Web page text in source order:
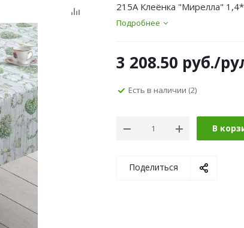
215A Клеёнка "Мирелла"
Подробнее
3 208.50 руб./
Есть в наличии (2)
В
Поделиться